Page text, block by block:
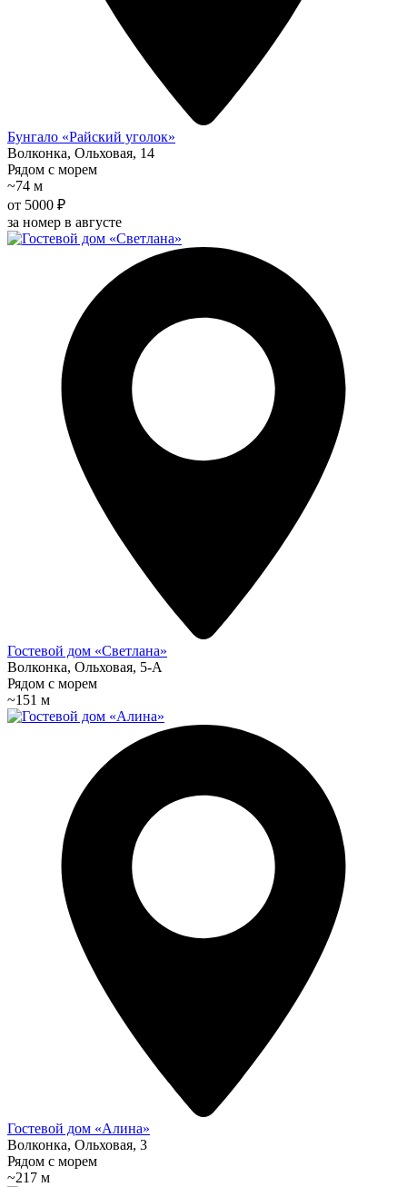
Бунгало «Райский уголок»
Волконка, Ольховая, 14
Рядом с морем
~74 м
от 5000 ₽
за номер в августе
Гостевой дом «Светлана»
Волконка, Ольховая, 5-А
Рядом с морем
~151 м
Гостевой дом «Алина»
Волконка, Ольховая, 3
Рядом с морем
~217 м